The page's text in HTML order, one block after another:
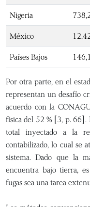
Nigeria
México
Países Bajos
Por otra parte, en el
representan un desafío
acuerdo con la
física del 52 % [3, p. 66].
total inyectado a la
contabilizado, lo cual se
sistema. Dado que la
encuentra bajo tierra,
fugas sea una tarea